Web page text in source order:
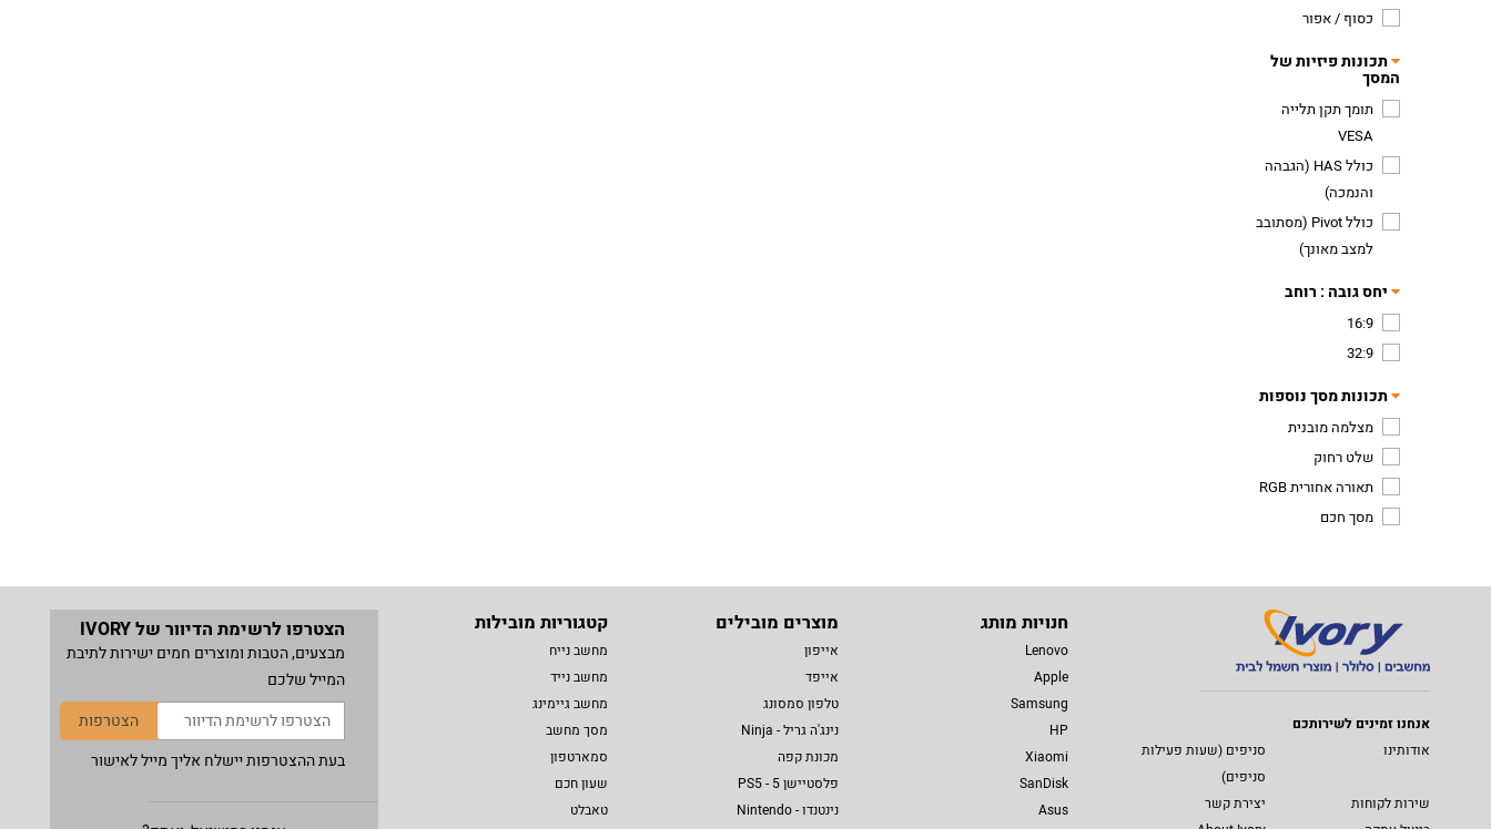
כסוף / אפור
תכונות פיזיות של
המסך
תומך תקן תלייה
VESA
כולל HAS (הגבהה
והנמכה)
כולל Pivot (מסתובב
למצב מאונך)
יחס גובה : רוחב
16:9
32:9
תכונות מסך נוספות
מצלמה מובנית
שלט רחוק
תאורה אחורית RGB
מסך חכם
אנחנו זמינים לשירותכם
אודותינו
סניפים (שעות פעילות
סניפים)
שירות לקוחות
יצירת קשר
חנויות מותג
Lenovo
Apple
Samsung
HP
Xiaomi
SanDisk
Asus
מוצרים מובילים
אייפון
אייפד
טלפון סמסונג
נינג'ה גריל - Ninja
מכונת קפה
פלסטיישן 5 - PS5
נינטנדו - Nintendo
קטגוריות מובילות
מחשב נייח
מחשב נייד
מחשב גיימינג
מסך מחשב
סמארטפון
שעון חכם
טאבלט
הצטרפו לרשימת הדיוור של IVORY
מבצעים, הטבות ומוצרים חמים ישירות לתיבת
המייל שלכם
הצטרפות
בעת ההצטרפות יישלח אליך מייל לאישור